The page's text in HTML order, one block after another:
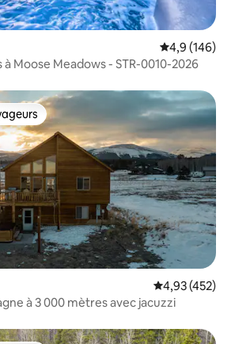
Évaluation
4,9 (146)
Moose Meadows - STR-0010-2026
Évaluation
4,93 (452)
à 3 000 mètres avec jacuzzi